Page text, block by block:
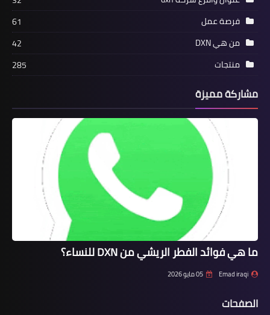
فرصة عمل
61
من هي DXN
42
منتجات
285
مشاركة مميزة
ما هي فوائد الفطر الريشي من DXN للنساء؟
Emad iraqi 05 مايو 2026
الصفحات